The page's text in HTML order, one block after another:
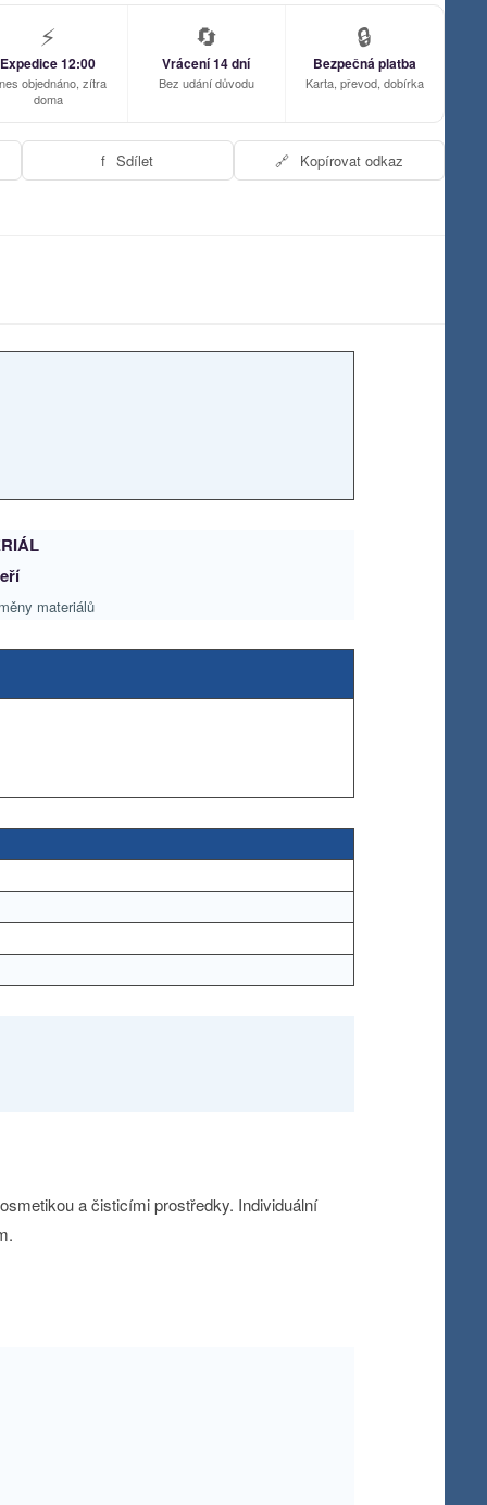
⚡
Expedice 12:00
objednáno, zítra
doma
🔄
Vrácení 14 dní
Bez udání důvodu
🔒
Bezpečná platba
Karta, převod, dobírka
f Sdílet 🔗 Kopírovat odkaz
materiálů
a čisticími prostředky. Individuální